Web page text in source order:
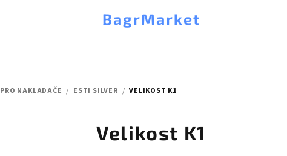
BagrMarket
PRO NAKLADAČE / ESTI SILVER / VELIKOST K1
Velikost K1